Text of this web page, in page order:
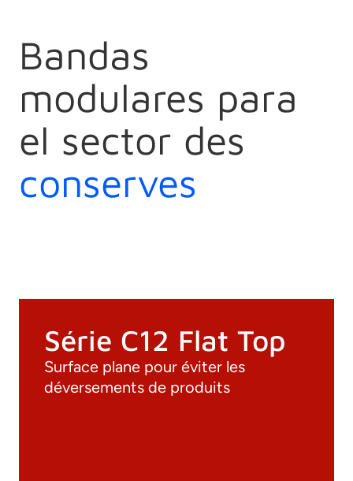
Bandas
modulares para
el sector des
conserves
Série C12 Flat Top
Surface plane pour éviter les
déversements de produits